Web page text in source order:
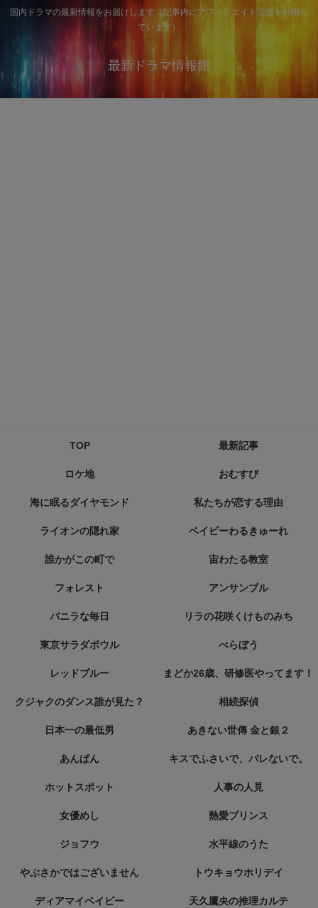
国内ドラマの最新情報をお届けします（記事内にアフィリエイト広告を利用し
ています）
最新ドラマ情報館
TOP 最新記事
ロケ地 おむすび
海に眠るダイヤモンド 私たちが恋する理由
ライオンの隠れ家 ベイビーわるきゅーれ
誰かがこの町で 宙わたる教室
フォレスト アンサンブル
バニラな毎日 リラの花咲くけものみち
東京サラダボウル べらぼう
レッドブルー まどか26歳、研修医やってます！
クジャクのダンス誰が見た？ 相続探偵
日本一の最低男 あきない世傳 金と銀２
あんぱん キスでふさいで、バレないで。
ホットスポット 人事の人見
女優めし 熱愛プリンス
ジョフウ 水平線のうた
やぶさかではございません トウキョウホリデイ
ディアマイベイビー 天久鷹央の推理カルテ